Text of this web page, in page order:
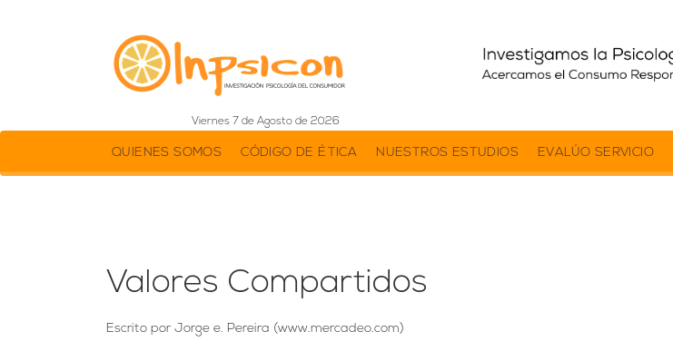
Viernes 7 de Agosto de 2026
QUIENES SOMOS CÓDIGO DE ÉTICA NUESTROS ESTUDIOS EVALÚO SERVICIO
Valores Compartidos
Escrito por Jorge e. Pereira (www.mercadeo.com)